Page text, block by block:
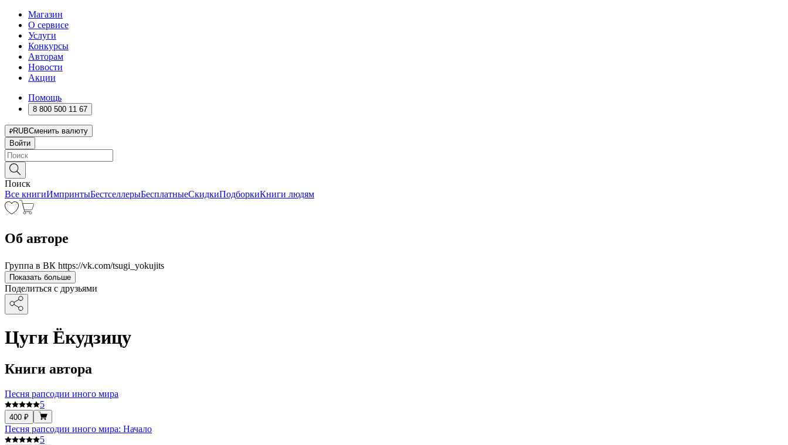
Магазин
О сервисе
Услуги
Конкурсы
Авторам
Новости
Акции
Помощь
8 800 500 11 67
RUBСменить валюту
Войти
Поиск
Все книгиИмпринтыБестселлерыБесплатныеСкидкиПодборкиКниги людям
Об авторе
Группа в ВК https://vk.com/tsugi_yokujits
Показать больше
Поделиться с друзьями
Цуги Ёкудзицу
Книги автора
Песня рапсодии иного мира
5
400 ₽
Песня рапсодии иного мира: Начало
5